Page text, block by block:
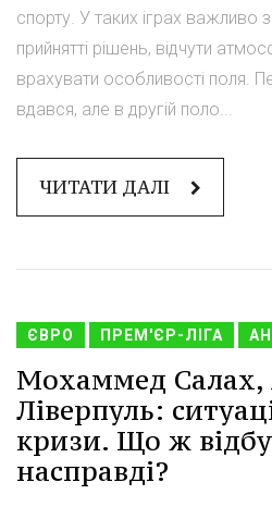
спорту. У таких іграх важливо
прийнятті рішень, відчути
врахувати особливості поля.
вдався, але в другій поло...
ЧИТАТИ ДАЛІ
ЄВРО ПРЕМ'ЄР-ЛІГА
Мохаммед Салах,
Ліверпуль:
кризи. Що ж
насправді?